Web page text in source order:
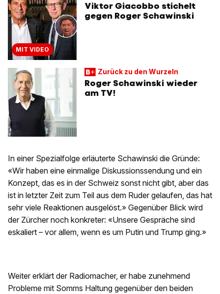
MIT VIDEO
Viktor Giacobbo stichelt
gegen Roger Schawinski
Zurück zu den Wurzeln
Roger Schawinski wieder
am TV!
In einer Spezialfolge erläuterte Schawinski die Gründe:
«Wir haben eine einmalige Diskussionssendung und ein
Konzept, das es in der Schweiz sonst nicht gibt, aber das
ist in letzter Zeit zum Teil aus dem Ruder gelaufen, das hat
sehr viele Reaktionen ausgelöst.» Gegenüber Blick wird
der Zürcher noch konkreter: «Unsere Gespräche sind
eskaliert – vor allem, wenn es um Putin und Trump ging.»
Weiter erklärt der Radiomacher, er habe zunehmend
Probleme mit Somms Haltung gegenüber den beiden